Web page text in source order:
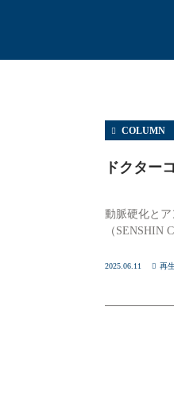
COLUMN
ドクター
動脈硬化と
（
2025.06.11 再